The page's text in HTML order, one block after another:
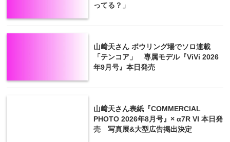
ってる？」
山﨑天さん ボウリング場でソロ連載
「テンコア」 専属モデル『ViVi 2026
年9月号』本日発売
山﨑天さん表紙『COMMERCIAL
PHOTO 2026年8月号』× α7R VI 本日発
売 写真展&大型広告掲出決定